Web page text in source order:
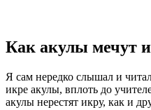
Как акулы мечут
Я сам нередко слышал и
икре акулы, вплоть до
акулы нерестят икру, как и